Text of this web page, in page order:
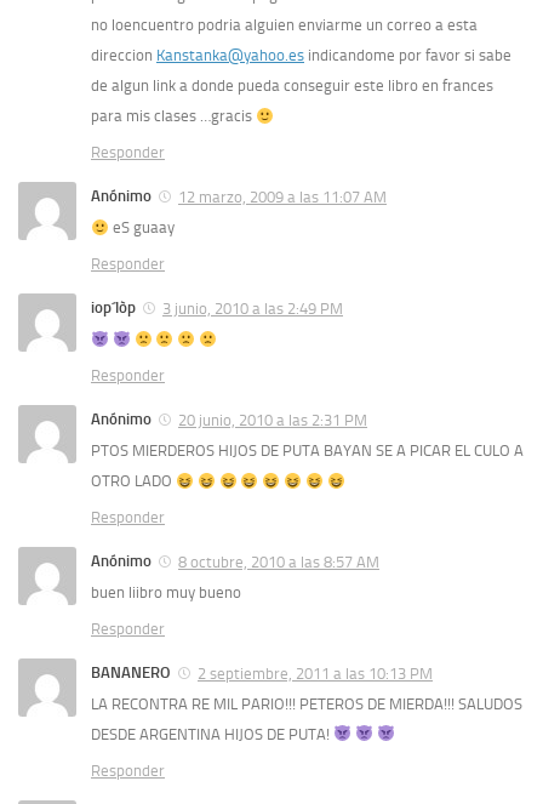
no loencuentro podria alguien enviarme un correo a esta
direccion Kanstanka@yahoo.es indicandome por favor si sabe
de algun link a donde pueda conseguir este libro en frances
para mis clases …gracis
Responder
Anónimo
12 marzo, 2009 a las 11:07 AM
eS guaay
Responder
iop´lòp 3 junio, 2010 a las 2:49 PM
Responder
Anónimo
20 junio, 2010 a las 2:31 PM
PTOS MIERDEROS HIJOS DE PUTA BAYAN SE A PICAR EL CULO A
OTRO LADO
Responder
Anónimo
8 octubre, 2010 a las 8:57 AM
buen liibro muy bueno
Responder
BANANERO
2 septiembre, 2011 a las 10:13 PM
LA RECONTRA RE MIL PARIO!!! PETEROS DE MIERDA!!! SALUDOS
DESDE ARGENTINA HIJOS DE PUTA!
Responder